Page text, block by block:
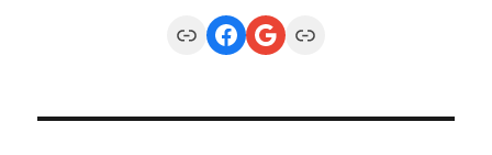
LinkFacebook
Google
Link